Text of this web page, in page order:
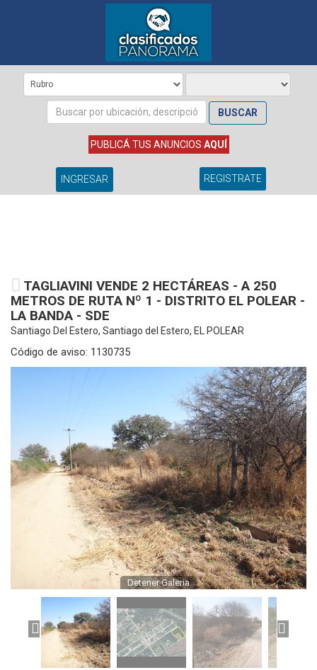
BUSCAR
PUBLICÁ TUS ANUNCIOS AQUÍ
INGRESAR REGISTRATE
TAGLIAVINI VENDE 2 HECTÁREAS - A 250
METROS DE RUTA Nº 1 - DISTRITO EL POLEAR -
LA BANDA - SDE
Santiago Del Estero, Santiago del Estero, EL POLEAR
Código de aviso: 1130735
Detener Galeria